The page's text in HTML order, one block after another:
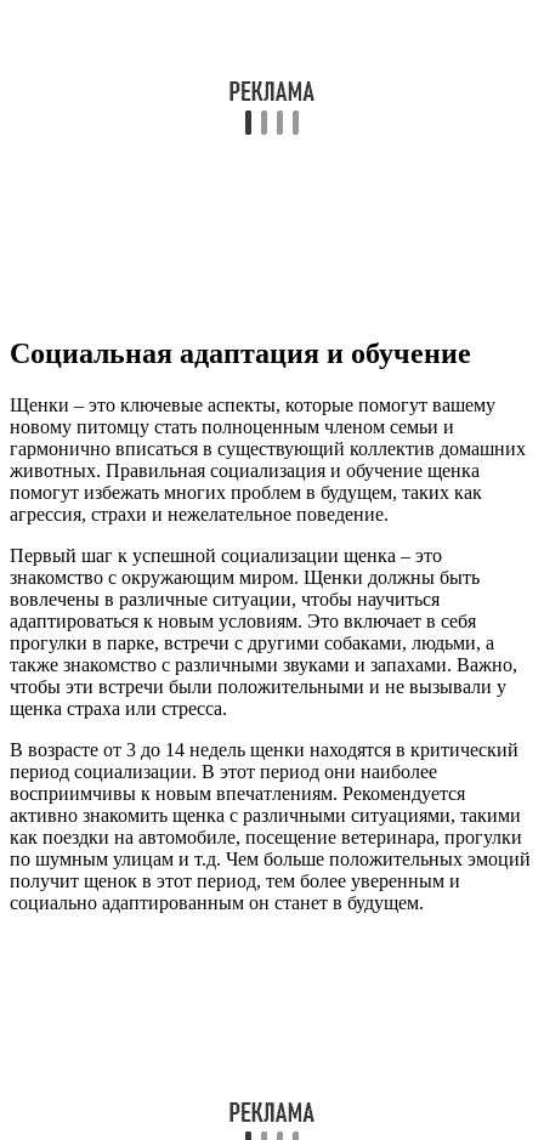
Социальная адаптация и обучение
Щенки – это ключевые аспекты, которые помогут вашему
новому питомцу стать полноценным членом семьи и
гармонично вписаться в существующий коллектив домашних
животных. Правильная социализация и обучение щенка
помогут избежать многих проблем в будущем, таких как
агрессия, страхи и нежелательное поведение.
Первый шаг к успешной социализации щенка – это
знакомство с окружающим миром. Щенки должны быть
вовлечены в различные ситуации, чтобы научиться
адаптироваться к новым условиям. Это включает в себя
прогулки в парке, встречи с другими собаками, людьми, а
также знакомство с различными звуками и запахами. Важно,
чтобы эти встречи были положительными и не вызывали у
щенка страха или стресса.
В возрасте от 3 до 14 недель щенки находятся в критический
период социализации. В этот период они наиболее
восприимчивы к новым впечатлениям. Рекомендуется
активно знакомить щенка с различными ситуациями, такими
как поездки на автомобиле, посещение ветеринара, прогулки
по шумным улицам и т.д. Чем больше положительных эмоций
получит щенок в этот период, тем более уверенным и
социально адаптированным он станет в будущем.